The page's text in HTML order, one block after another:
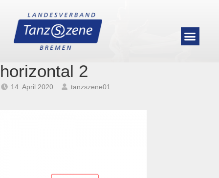
horizontal 2
14. April 2020 tanzszene01